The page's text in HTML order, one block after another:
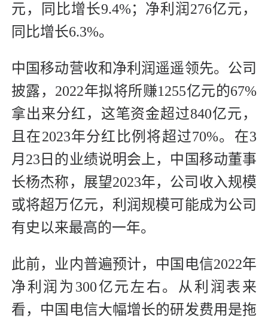
元，同比增长9.4%；净利润276亿元，
同比增长6.3%。
中国移动营收和净利润遥遥领先。公司
披露，2022年拟将所赚1255亿元的67%
拿出来分红，这笔资金超过840亿元，
且在2023年分红比例将超过70%。在3
月23日的业绩说明会上，中国移动董事
长杨杰称，展望2023年，公司收入规模
或将超万亿元，利润规模可能成为公司
有史以来最高的一年。
此前，业内普遍预计，中国电信2022年
净利润为300亿元左右。从利润表来
看，中国电信大幅增长的研发费用是拖